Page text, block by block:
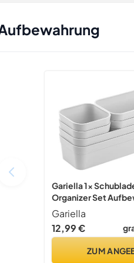
Gariella 1x
Organizer Set
Box Einteiler
Gariella
12,99 €
ZUM